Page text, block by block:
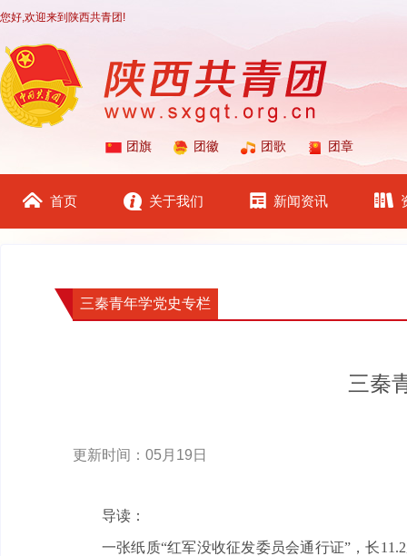
您好,欢迎来到陕西共青团!
团旗 团徽 团歌 团章
首页 关于我们 新闻资讯
三秦青年学党史专栏
三秦
更新时间：05月19日
导读：
一张纸质“红军没收征发委员会通行证”，长